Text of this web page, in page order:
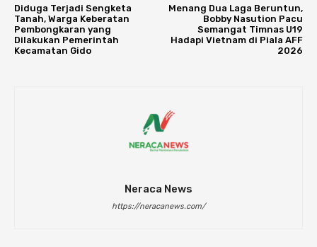
Diduga Terjadi Sengketa
Tanah, Warga Keberatan
Pembongkaran yang
Dilakukan Pemerintah
Kecamatan Gido
Menang Dua Laga Beruntun,
Bobby Nasution Pacu
Semangat Timnas U19
Hadapi Vietnam di Piala AFF
2026
Neraca News
https://neracanews.com/